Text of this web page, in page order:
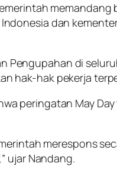
dan
Pengupahan di
hak-hak pekerja
peringatan May
merespons
ujar Nandang.